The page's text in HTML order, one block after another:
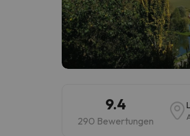
9.4
290 Bewertungen